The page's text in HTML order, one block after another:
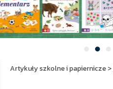
Artykuły szkolne i papiernicze>